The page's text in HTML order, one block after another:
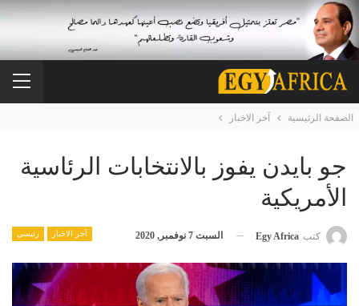
الصفحة الرئيسية آخر الاخبار
جو بايدن يفوز بالانتخابات الرئاسية
الأمريكية
آخر الاخبار رئيسي كتب Egy Africa السبت 7 نوفمبر, 2020